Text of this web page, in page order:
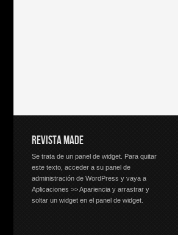
REVISTA MADE
Se trata de un panel de widget. Para quitar
este texto, acceder a su panel de
administración de WordPress y vaya a
Aplicaciones >> Apariencia y arrastrar y
soltar un widget en el panel de widget.